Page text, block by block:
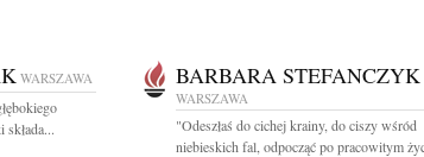
WARSZAWA BARBARA STEFANCZYK
WARSZAWA
"Odeszłaś do cichej krainy, do ciszy wśród
niebieskich fal, odpocząć po pracowitym